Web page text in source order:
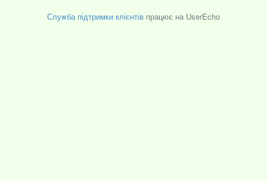
Служба підтримки клієнтів працює на UserEcho